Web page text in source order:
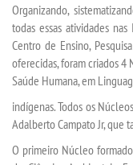
EDITAL
PUBLICAÇÕES
UNIESP NEWS
Organizando,
todas essas atividades
Centro de Ensino,
oferecidas, foram criados 4
Saúde Humana, em
indígenas. Todos os
Adalberto Campato Jr, que
O primeiro Núcleo